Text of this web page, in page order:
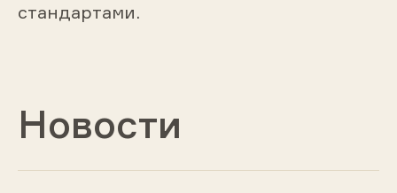
стандартами.
Новости